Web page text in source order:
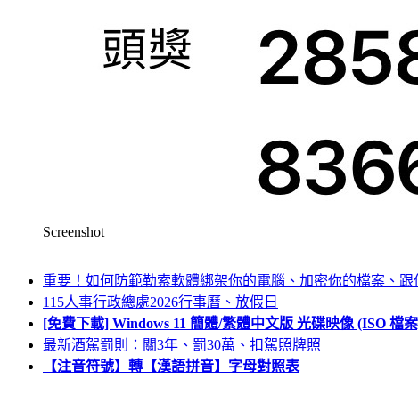
Screenshot
重要！如何防範勒索軟體綁架你的電腦、加密你的檔案、跟
115人事行政總處2026行事曆、放假日
[免費下載] Windows 11 簡體/繁體中文版 光碟映像 (ISO 檔
最新酒駕罰則：關3年、罰30萬、扣駕照牌照
【注音符號】轉【漢語拼音】字母對照表